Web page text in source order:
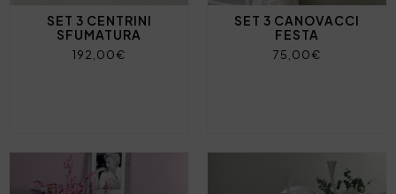
SET 3 CENTRINI
SFUMATURA
192,00€
SET 3 CANOVACCI
FESTA
75,00€